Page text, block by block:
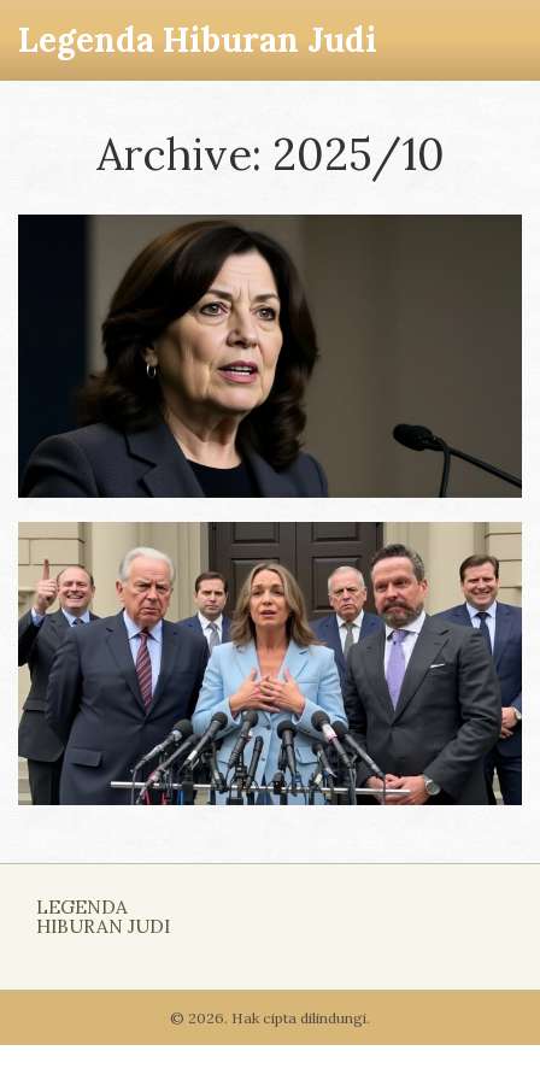
Legenda Hiburan Judi
Archive: 2025/10
LEGENDA
HIBURAN JUDI
© 2026. Hak cipta dilindungi.